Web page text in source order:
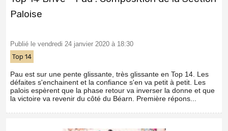
Paloise
Publié le vendredi 24 janvier 2020 à 18:30
Top 14
Pau est sur une pente glissante, très glissante en Top 14. Les
défaites s'enchainent et la confiance s'en va petit à petit. Les
palois espèrent que la phase retour va inverser la donne et que
la victoire va revenir du côté du Béarn. Première répons...